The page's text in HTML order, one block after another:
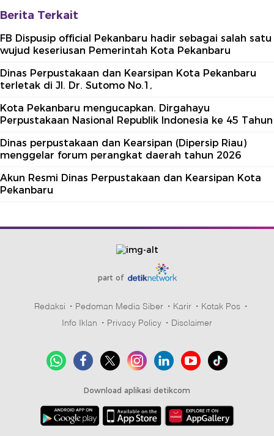
Berita Terkait
FB Dispusip official Pekanbaru hadir sebagai salah satu
wujud keseriusan Pemerintah Kota Pekanbaru
Dinas Perpustakaan dan Kearsipan Kota Pekanbaru
terletak di Jl. Dr. Sutomo No.1,
Kota Pekanbaru mengucapkan. Dirgahayu
Perpustakaan Nasional Republik Indonesia ke 45 Tahun
Dinas perpustakaan dan Kearsipan (Dipersip Riau)
menggelar forum perangkat daerah tahun 2026
Akun Resmi Dinas Perpustakaan dan Kearsipan Kota
Pekanbaru
part of
Redaksi Pedoman Media Siber Karir
Kotak Pos
Info Iklan
Privacy Policy Disclaimer
Download aplikasi detikcom